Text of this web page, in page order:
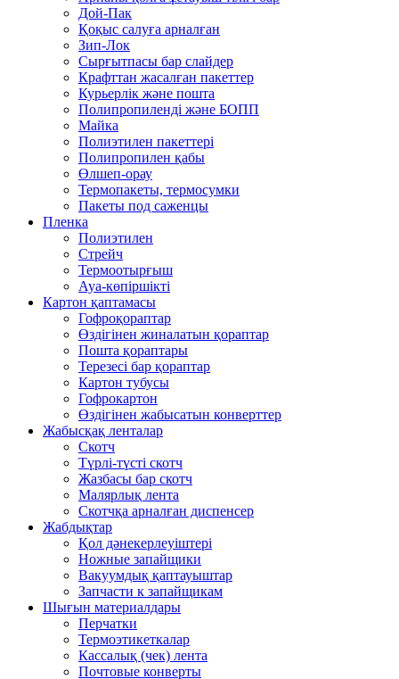
Дой-Пак
Қоқыс салуға арналған
Зип-Лок
Сырғытпасы бар слайдер
Крафттан жасалған пакеттер
Курьерлік және пошта
Полипропиленді және БОПП
Майка
Полиэтилен пакеттері
Полипропилен қабы
Өлшеп-орау
Термопакеты, термосумки
Пакеты под саженцы
Пленка
Полиэтилен
Стрейч
Термоотырғыш
Ауа-көпіршікті
Картон қаптамасы
Гофроқораптар
Өздігінен жиналатын қораптар
Пошта қораптары
Терезесі бар қораптар
Картон тубусы
Гофрокартон
Өздігінен жабысатын конверттер
Жабысқақ ленталар
Скотч
Түрлі-түсті скотч
Жазбасы бар скотч
Малярлық лента
Скотчқа арналған диспенсер
Жабдықтар
Қол дәнекерлеуіштері
Ножные запайщики
Вакуумдық қаптауыштар
Запчасти к запайщикам
Шығын материалдары
Перчатки
Термоэтикеткалар
Кассалық (чек) лента
Почтовые конверты